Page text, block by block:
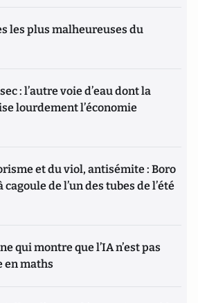
les plus malheureuses du
: l’autre voie d’eau dont la
lourdement l’économie
et du viol, antisémite : Boro
de l’un des tubes de l’été
qui montre que l’IA n’est pas
en maths